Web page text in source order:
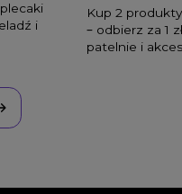
i
Kup 2
– odbierz za 1
patelnie i